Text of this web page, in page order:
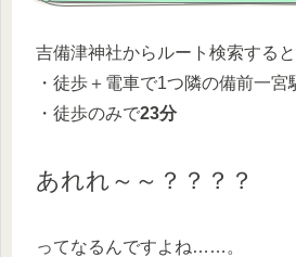
吉備津神社からルート検索すると
・徒歩＋電車で1つ隣の備前一宮
・徒歩のみで23分
あれれ～～？？？？
ってなるんですよね……。